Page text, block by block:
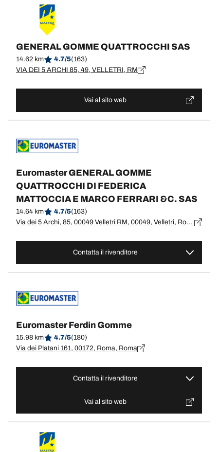
GENERAL GOMME QUATTROCCHI SAS
14.62 km 4.7/5(163)
VIA DEI 5 ARCHI 85, 49, VELLETRI, RM
Vai al sito web
Euromaster GENERAL GOMME
QUATTROCCHI DI FEDERICA
MATTOCCIA E MARCO FERRARI &C. SAS
14.64 km 4.7/5(163)
Via dei 5 Archi, 85, 00049 Velletri RM, 00049, Velletri, Roma
Contatta il rivenditore
Euromaster Ferdin Gomme
15.98 km 4.7/5(180)
Via dei Platani 161, 00172, Roma, Roma
Contatta il rivenditore
Vai al sito web